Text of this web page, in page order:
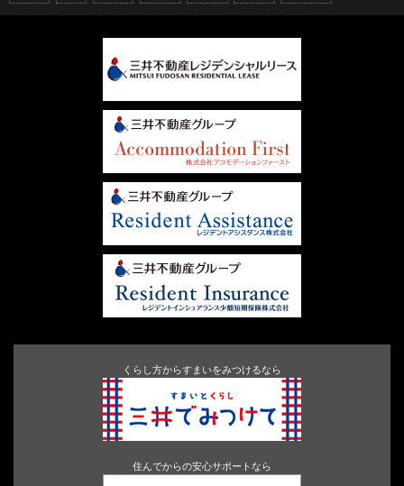
くらし方からすまいをみつけるなら
住んでからの安心サポートなら